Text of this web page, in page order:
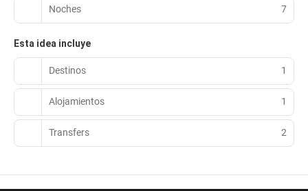
Noches 7
Esta idea incluye
Destinos 1
Alojamientos 1
Transfers 2